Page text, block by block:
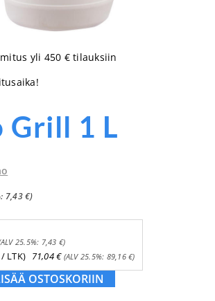
yli 450 € tilauksiin
Grill 1 L
7,43€)
25.5%: 7,43 €)
LTK) 71,04€(ALV 25.5%: 89,16€)
OSTOSKORIIN